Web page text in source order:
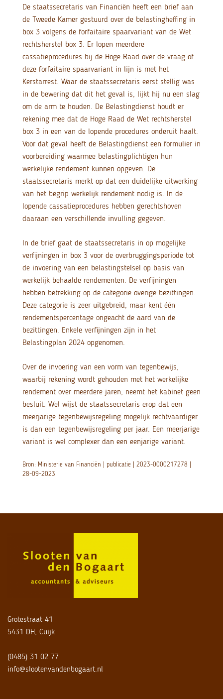
De staatssecretaris van Financiën heeft een brief aan
de Tweede Kamer gestuurd over de belastingheffing in
box 3 volgens de forfaitaire spaarvariant van de Wet
rechtsherstel box 3. Er lopen meerdere
cassatieprocedures bij de Hoge Raad over de vraag of
deze forfaitaire spaarvariant in lijn is met het
Kerstarrest. Waar de staatssecretaris eerst stellig was
in de bewering dat dit het geval is, lijkt hij nu een slag
om de arm te houden. De Belastingdienst houdt er
rekening mee dat de Hoge Raad de Wet rechtsherstel
box 3 in een van de lopende procedures onderuit haalt.
Voor dat geval heeft de Belastingdienst een formulier in
voorbereiding waarmee belastingplichtigen hun
werkelijke rendement kunnen opgeven. De
staatssecretaris merkt op dat een duidelijke uitwerking
van het begrip werkelijk rendement nodig is. In de
lopende cassatieprocedures hebben gerechtshoven
daaraan een verschillende invulling gegeven.
In de brief gaat de staatssecretaris in op mogelijke
verfijningen in box 3 voor de overbruggingsperiode tot
de invoering van een belastingstelsel op basis van
werkelijk behaalde rendementen. De verfijningen
hebben betrekking op de categorie overige bezittingen.
Deze categorie is zeer uitgebreid, maar kent één
rendementspercentage ongeacht de aard van de
bezittingen. Enkele verfijningen zijn in het
Belastingplan 2024 opgenomen.
Over de invoering van een vorm van tegenbewijs,
waarbij rekening wordt gehouden met het werkelijke
rendement over meerdere jaren, neemt het kabinet geen
besluit. Wel wijst de staatssecretaris erop dat een
meerjarige tegenbewijsregeling mogelijk rechtvaardiger
is dan een tegenbewijsregeling per jaar. Een meerjarige
variant is wel complexer dan een eenjarige variant.
Bron: Ministerie van Financiën | publicatie | 2023-0000217278 |
28-09-2023
Grotestraat 41
5431 DH, Cuijk
(0485) 31 02 77
info@slootenvandenbogaart.nl